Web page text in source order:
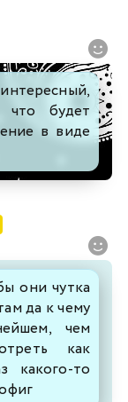
что будет
в виде
они чутка
да к чему
чем
как
какого-то